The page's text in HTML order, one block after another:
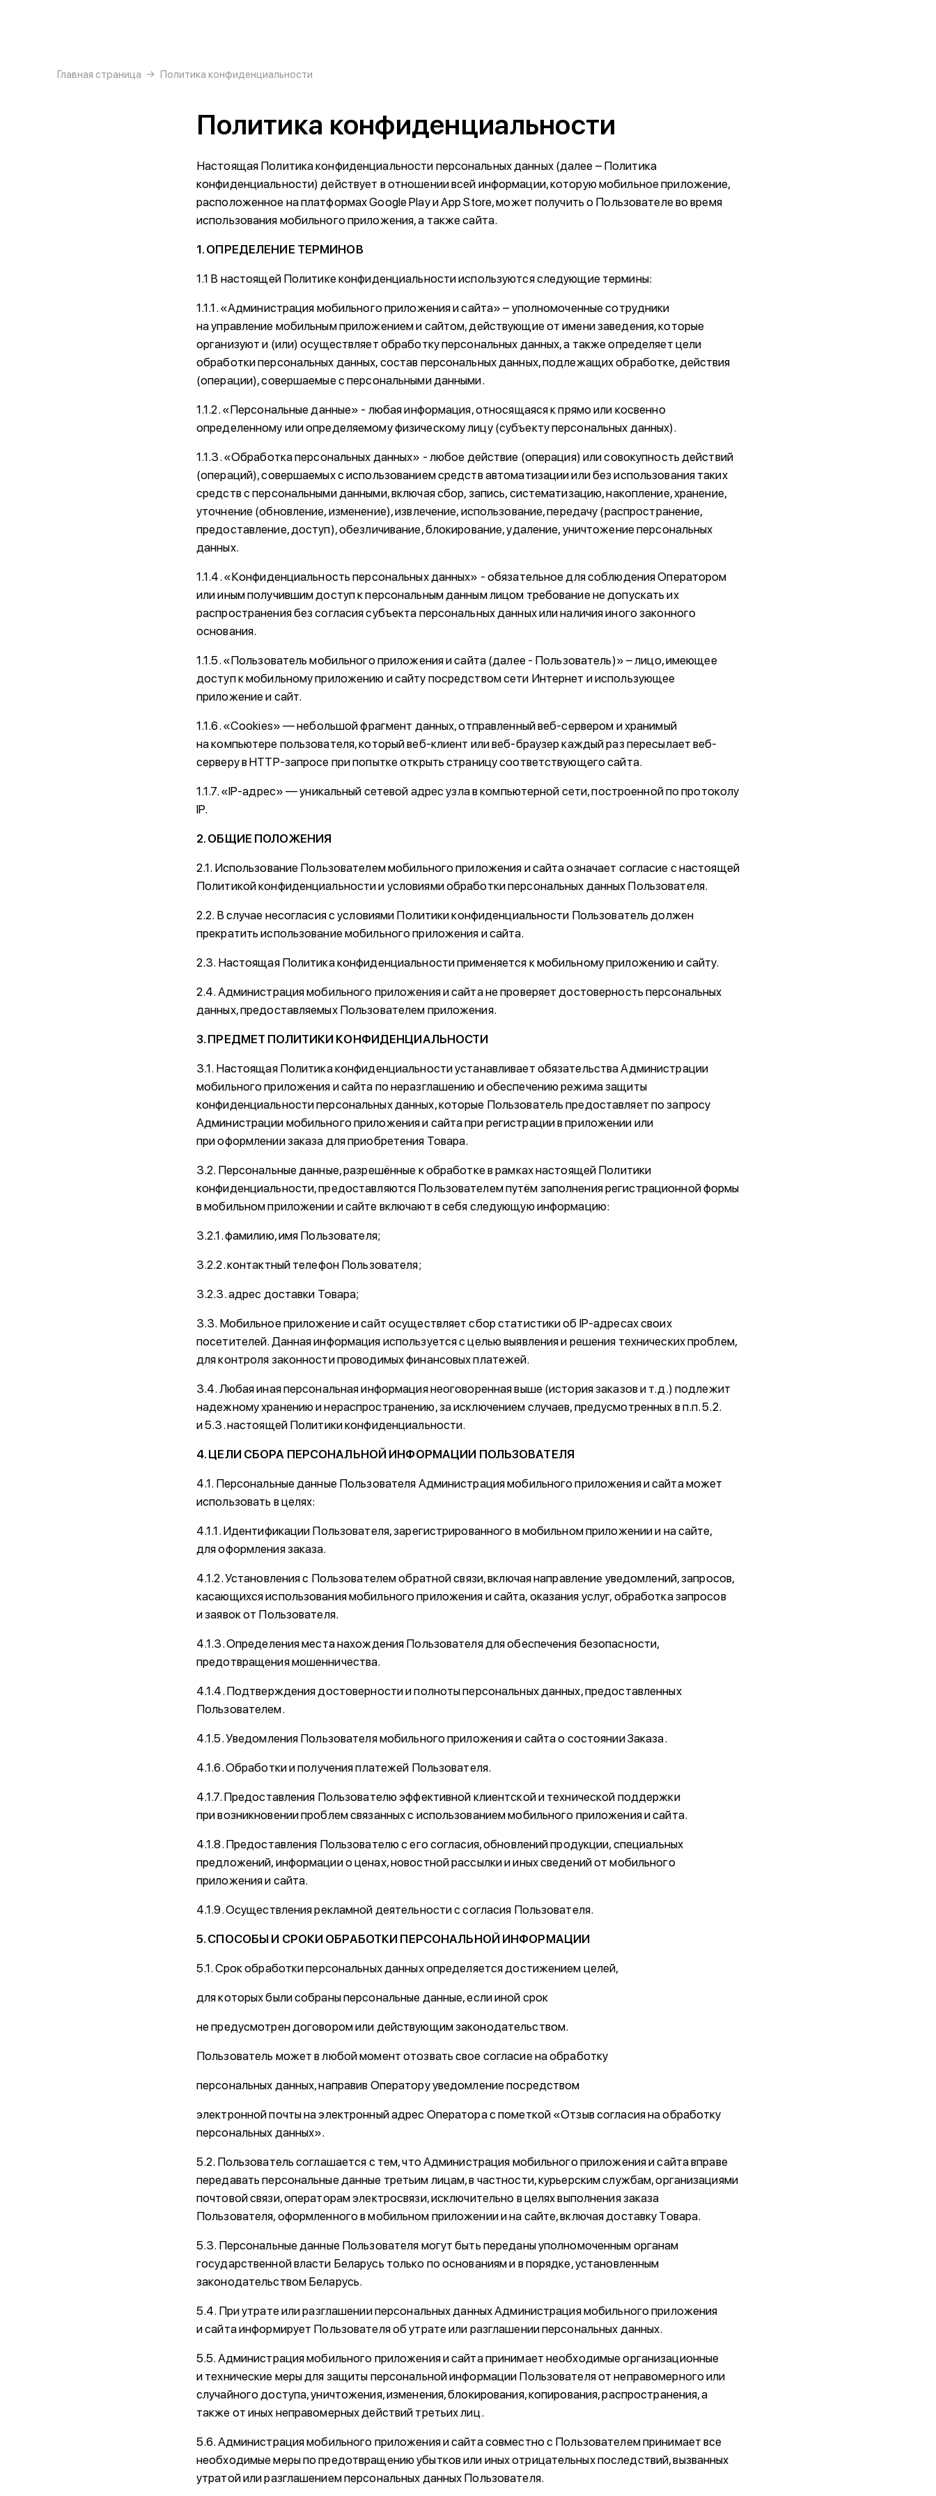
Главная страница Политика конфиденциальности
Политика конфиденциальности
Настоящая Политика конфиденциальности персональных данных (далее – Политика
конфиденциальности) действует в отношении всей информации, которую мобильное приложение,
расположенное на платформах Google Play и App Store, может получить о Пользователе во время
использования мобильного приложения, а также сайта.
1. ОПРЕДЕЛЕНИЕ ТЕРМИНОВ
1.1 В настоящей Политике конфиденциальности используются следующие термины:
1.1.1. «Администрация мобильного приложения и сайта» – уполномоченные сотрудники
на управление мобильным приложением и сайтом, действующие от имени заведения, которые
организуют и (или) осуществляет обработку персональных данных, а также определяет цели
обработки персональных данных, состав персональных данных, подлежащих обработке, действия
(операции), совершаемые с персональными данными.
1.1.2. «Персональные данные» - любая информация, относящаяся к прямо или косвенно
определенному или определяемому физическому лицу (субъекту персональных данных).
1.1.3. «Обработка персональных данных» - любое действие (операция) или совокупность действий
(операций), совершаемых с использованием средств автоматизации или без использования таких
средств с персональными данными, включая сбор, запись, систематизацию, накопление, хранение,
уточнение (обновление, изменение), извлечение, использование, передачу (распространение,
предоставление, доступ), обезличивание, блокирование, удаление, уничтожение персональных
данных.
1.1.4. «Конфиденциальность персональных данных» - обязательное для соблюдения Оператором
или иным получившим доступ к персональным данным лицом требование не допускать их
распространения без согласия субъекта персональных данных или наличия иного законного
основания.
1.1.5. «Пользователь мобильного приложения и сайта (далее - Пользователь)» – лицо, имеющее
доступ к мобильному приложению и сайту посредством сети Интернет и использующее
приложение и сайт.
1.1.6. «Cookies» — небольшой фрагмент данных, отправленный веб-сервером и хранимый
на компьютере пользователя, который веб-клиент или веб-браузер каждый раз пересылает веб-
серверу в HTTP-запросе при попытке открыть страницу соответствующего сайта.
1.1.7. «IP-адрес» — уникальный сетевой адрес узла в компьютерной сети, построенной по протоколу
IP.
2. ОБЩИЕ ПОЛОЖЕНИЯ
2.1. Использование Пользователем мобильного приложения и сайта означает согласие с настоящей
Политикой конфиденциальности и условиями обработки персональных данных Пользователя.
2.2. В случае несогласия с условиями Политики конфиденциальности Пользователь должен
прекратить использование мобильного приложения и сайта.
2.3. Настоящая Политика конфиденциальности применяется к мобильному приложению и сайту.
2.4. Администрация мобильного приложения и сайта не проверяет достоверность персональных
данных, предоставляемых Пользователем приложения.
3. ПРЕДМЕТ ПОЛИТИКИ КОНФИДЕНЦИАЛЬНОСТИ
3.1. Настоящая Политика конфиденциальности устанавливает обязательства Администрации
мобильного приложения и сайта по неразглашению и обеспечению режима защиты
конфиденциальности персональных данных, которые Пользователь предоставляет по запросу
Администрации мобильного приложения и сайта при регистрации в приложении или
при оформлении заказа для приобретения Товара.
3.2. Персональные данные, разрешённые к обработке в рамках настоящей Политики
конфиденциальности, предоставляются Пользователем путём заполнения регистрационной формы
в мобильном приложении и сайте включают в себя следующую информацию:
3.2.1. фамилию, имя Пользователя;
3.2.2. контактный телефон Пользователя;
3.2.3. адрес доставки Товара;
3.3. Мобильное приложение и сайт осуществляет сбор статистики об IP-адресах своих
посетителей. Данная информация используется с целью выявления и решения технических проблем,
для контроля законности проводимых финансовых платежей.
3.4. Любая иная персональная информация неоговоренная выше (история заказов и т.д.) подлежит
надежному хранению и нераспространению, за исключением случаев, предусмотренных в п.п. 5.2.
и 5.3. настоящей Политики конфиденциальности.
4. ЦЕЛИ СБОРА ПЕРСОНАЛЬНОЙ ИНФОРМАЦИИ ПОЛЬЗОВАТЕЛЯ
4.1. Персональные данные Пользователя Администрация мобильного приложения и сайта может
использовать в целях:
4.1.1. Идентификации Пользователя, зарегистрированного в мобильном приложении и на сайте,
для оформления заказа.
4.1.2. Установления с Пользователем обратной связи, включая направление уведомлений, запросов,
касающихся использования мобильного приложения и сайта, оказания услуг, обработка запросов
и заявок от Пользователя.
4.1.3. Определения места нахождения Пользователя для обеспечения безопасности,
предотвращения мошенничества.
4.1.4. Подтверждения достоверности и полноты персональных данных, предоставленных
Пользователем.
4.1.5. Уведомления Пользователя мобильного приложения и сайта о состоянии Заказа.
4.1.6. Обработки и получения платежей Пользователя.
4.1.7. Предоставления Пользователю эффективной клиентской и технической поддержки
при возникновении проблем связанных с использованием мобильного приложения и сайта.
4.1.8. Предоставления Пользователю с его согласия, обновлений продукции, специальных
предложений, информации о ценах, новостной рассылки и иных сведений от мобильного
приложения и сайта.
4.1.9. Осуществления рекламной деятельности с согласия Пользователя.
5. СПОСОБЫ И СРОКИ ОБРАБОТКИ ПЕРСОНАЛЬНОЙ ИНФОРМАЦИИ
5.1. Срок обработки персональных данных определяется достижением целей,
для которых были собраны персональные данные, если иной срок
не предусмотрен договором или действующим законодательством.
Пользователь может в любой момент отозвать свое согласие на обработку
персональных данных, направив Оператору уведомление посредством
электронной почты на электронный адрес Оператора с пометкой «Отзыв согласия на обработку
персональных данных».
5.2. Пользователь соглашается с тем, что Администрация мобильного приложения и сайта вправе
передавать персональные данные третьим лицам, в частности, курьерским службам, организациями
почтовой связи, операторам электросвязи, исключительно в целях выполнения заказа
Пользователя, оформленного в мобильном приложении и на сайте, включая доставку Товара.
5.3. Персональные данные Пользователя могут быть переданы уполномоченным органам
государственной власти Беларусь только по основаниям и в порядке, установленным
законодательством Беларусь.
5.4. При утрате или разглашении персональных данных Администрация мобильного приложения
и сайта информирует Пользователя об утрате или разглашении персональных данных.
5.5. Администрация мобильного приложения и сайта принимает необходимые организационные
и технические меры для защиты персональной информации Пользователя от неправомерного или
случайного доступа, уничтожения, изменения, блокирования, копирования, распространения, а
также от иных неправомерных действий третьих лиц.
5.6. Администрация мобильного приложения и сайта совместно с Пользователем принимает все
необходимые меры по предотвращению убытков или иных отрицательных последствий, вызванных
утратой или разглашением персональных данных Пользователя.